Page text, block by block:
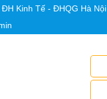
ĐH Kinh Tế - ĐHQG Hà Nội